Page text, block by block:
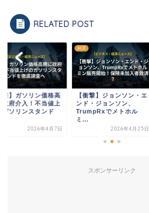
RELATED POST
撃】ガソリン価格高
政府介入！不当値上
ガソリンスタンド
2026年4月7日
経済
【衝撃】ジョンソン・エ
ンド・ジョンソン、
TrumpRxでメトホル
ミ...
2026年4月25日
スポンサーリンク